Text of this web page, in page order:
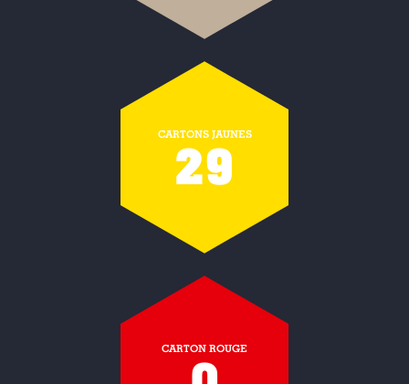
CARTONS JAUNES
29
CARTON ROUGE